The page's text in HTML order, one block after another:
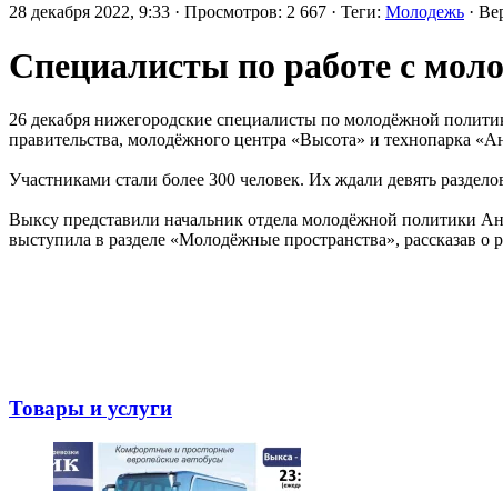
28 декабря 2022, 9:33 · Просмотров: 2 667 · Теги: Молодежь ·
Специалисты по работе с
26 декабря нижегородские специалисты по молодёжной
правительства, молодёжного центра «Высота» и технопарка
Участниками стали более 300 человек. Их ждали девять
Выксу представили начальник отдела молодёжной политики
выступила в разделе «Молодёжные пространства», рассказав
Товары и услуги